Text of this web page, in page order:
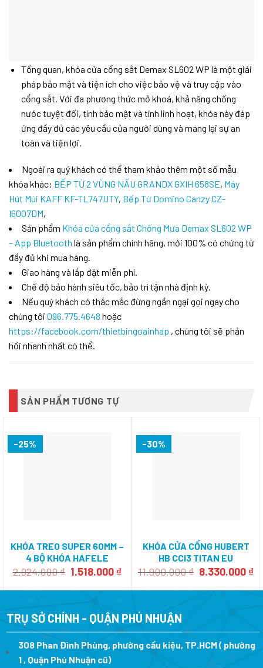
Tổng quan, khóa cửa cổng sắt Demax SL602 WP là một giải
pháp bảo mật và tiện ích cho việc bảo vệ và truy cập vào
cổng sắt. Với đa phương thức mở khoá, khả năng chống
nước tuyệt đối, tính bảo mật và tính linh hoạt, khóa này đáp
ứng đầy đủ các yêu cầu của người dùng và mang lại sự an
toàn và tiện lợi.
Ngoài ra quý khách có thể tham khảo thêm một số mẫu
khóa khác: BẾP TỪ 2 VÙNG NẤU GRANDX GXIH 658SE, Máy
Hút Mùi KAFF KF-TL747UTY, Bếp Từ Domino Canzy CZ-
I6007DM,
Sản phẩm Khóa cửa cổng sắt Chống Mưa Demax SL602 WP
– App Bluetooth là sản phẩm chính hãng, mới 100% có chứng từ
đầy đủ khi mua hàng.
Giao hàng và lắp đặt miễn phí.
Chế độ bảo hành siêu tốc, bảo trì tận nhà định kỳ.
Nếu quý khách có thắc mắc đừng ngần ngại gọi ngay cho
chúng tôi 096.775.4648 hoặc
https://facebook.com/thietbingoainhap , chúng tôi sẽ phản
hồi nhanh nhất có thể.
SẢN PHẨM TƯƠNG TỰ
-25%
KHÓA TREO SUPER 60MM –
4 BỘ KHÓA HAFELE
482.01.948
2.024.000₫ Giá
là:
1.518.000 ₫Giá
tại
1.518.000 ₫.
-30%
KHÓA CỬA CỔNG HUBERT
HB CCI3 TITAN EU
11.900.000₫ Giá
là:
8.330.000 ₫
TRỤ SỞ CHÍNH - QUẬN PHÚ NHUẬN
308 Phan Đình Phùng, phường cầu kiệu, TP.HCM ( phường
1 , Quận Phú Nhuận cũ)